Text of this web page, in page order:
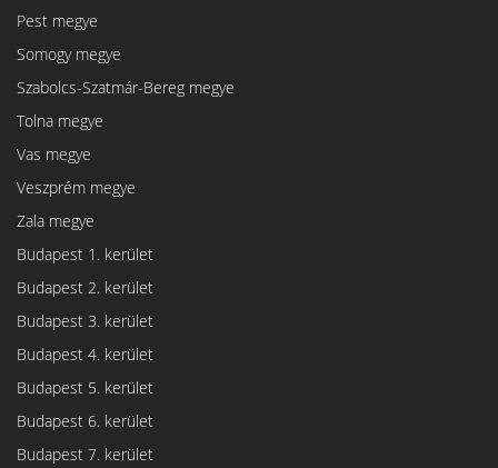
Pest megye
Somogy megye
Szabolcs-Szatmár-Bereg megye
Tolna megye
Vas megye
Veszprém megye
Zala megye
Budapest 1. kerület
Budapest 2. kerület
Budapest 3. kerület
Budapest 4. kerület
Budapest 5. kerület
Budapest 6. kerület
Budapest 7. kerület